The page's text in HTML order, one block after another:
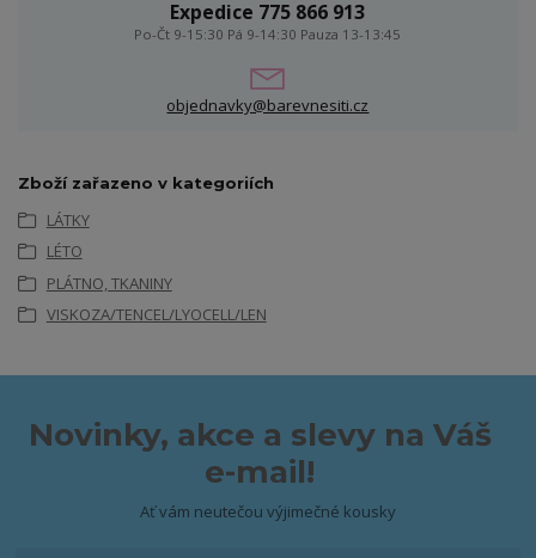
Expedice 775 866 913
Po-Čt 9-15:30 Pá 9-14:30 Pauza 13-13:45
objednavky@barevnesiti.cz
Zboží zařazeno v kategoriích
LÁTKY
LÉTO
PLÁTNO, TKANINY
VISKOZA/TENCEL/LYOCELL/LEN
Novinky, akce a slevy na Váš
e-mail!
Ať vám neutečou výjimečné kousky